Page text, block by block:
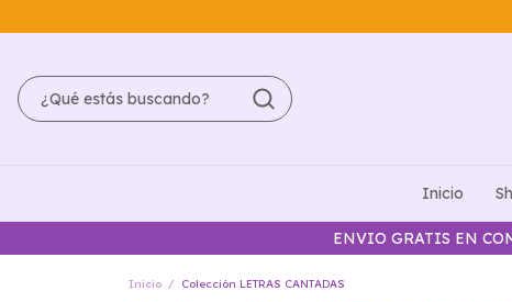
ENVIO GRATIS EN
Inicio
Inicio / Colección LETRAS CANTADAS